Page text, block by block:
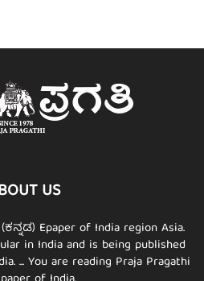
US
Epaper of India region Asia.
in India and is being published
... You are reading Praja Pragathi